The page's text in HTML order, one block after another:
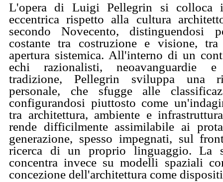
L'opera di Luigi Pellegrin si colloca
eccentrica rispetto alla cultura
secondo Novecento, distinguendosi
costante tra costruzione e visione,
apertura sistemica. All'interno di un
echi razionalisti, neoavanguardie
tradizione, Pellegrin sviluppa una
personale, che sfugge alle
configurandosi piuttosto come
tra architettura, ambiente e
rende difficilmente assimilabile ai
generazione, spesso impegnati, sul
ricerca di un proprio linguaggio. La
concentra invece su modelli spaziali
concezione dell'architettura come